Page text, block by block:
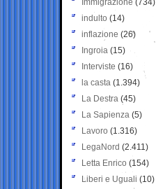
Immigrazione (734)
indulto (14)
inflazione (26)
Ingroia (15)
Interviste (16)
la casta (1.394)
La Destra (45)
La Sapienza (5)
Lavoro (1.316)
LegaNord (2.411)
Letta Enrico (154)
Liberi e Uguali (10)